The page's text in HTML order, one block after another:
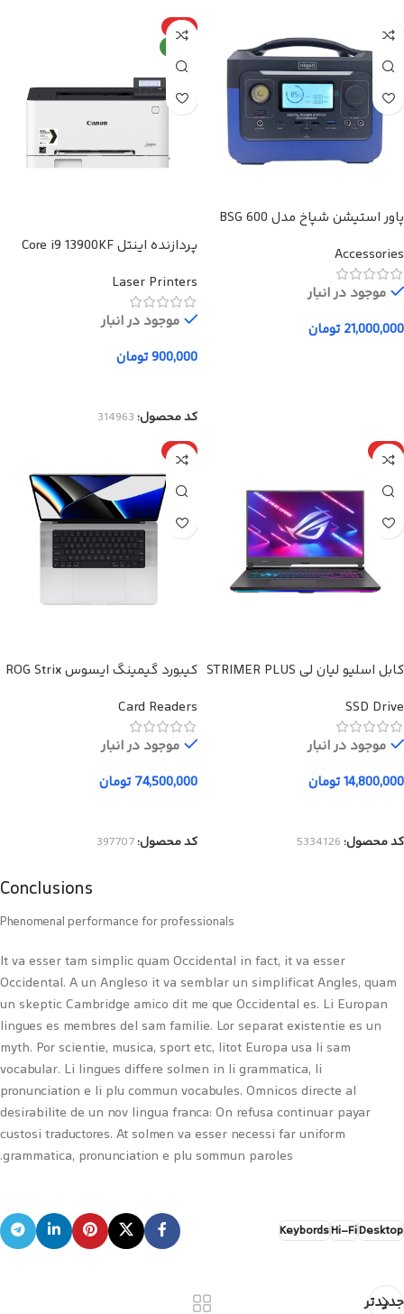
پاور استیشن شپاخ مدل BSG 600
ساعت
Accessories
موجود در انبار
21,000,000 تومان
ویژه
پردازنده اینتل Core i9 13900KF
Laser Printers
موجود در انبار
900,000تومان
کد محصول:314963
ویژه
کابل اسلیو لیان لی STRIMER PLUS
SSD Drive
موجود در انبار
14,800,000تومان
کد محصول:5334126
ویژه
کیبورد گیمینگ ایسوس ROG Strix
Card Readers
موجود در انبار
74,500,000 تومان
کد محصول:397707
Conclusions
Phenomenal performance for professionals
It va esser tam simplic quam Occidental in fact, it va esser
Occidental. A un Angleso it va semblar un simplificat Angles, quam
un skeptic Cambridge amico dit me que Occidental es. Li Europan
lingues es membres del sam familie. Lor separat existentie es un
myth. Por scientie, musica, sport etc, litot Europa usa li sam
vocabular. Li lingues differe solmen in li grammatica, li
pronunciation e li plu commun vocabules. Omnicos directe al
desirabilite de un nov lingua franca: On refusa continuar payar
custosi traductores. At solmen va esser necessi far uniform
grammatica, pronunciation e plu sommun paroles.
Desktop
Hi-Fi
Keybords
جدیدتر